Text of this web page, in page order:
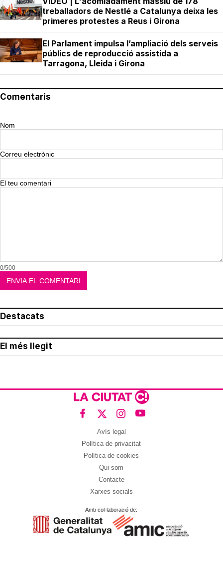
treballadors de Nestlé a Catalunya deixa les
primeres protestes a Reus i Girona
El Parlament impulsa l’ampliació dels serveis
públics de reproducció assistida a
Tarragona, Lleida i Girona
Comentaris
Nom
Correu electrònic
El teu comentari
0/500
Destacats
El més llegit
Avís legal
Política de privacitat
Política de cookies
Qui som
Contacte
Xarxes socials
Amb col·laboració de: